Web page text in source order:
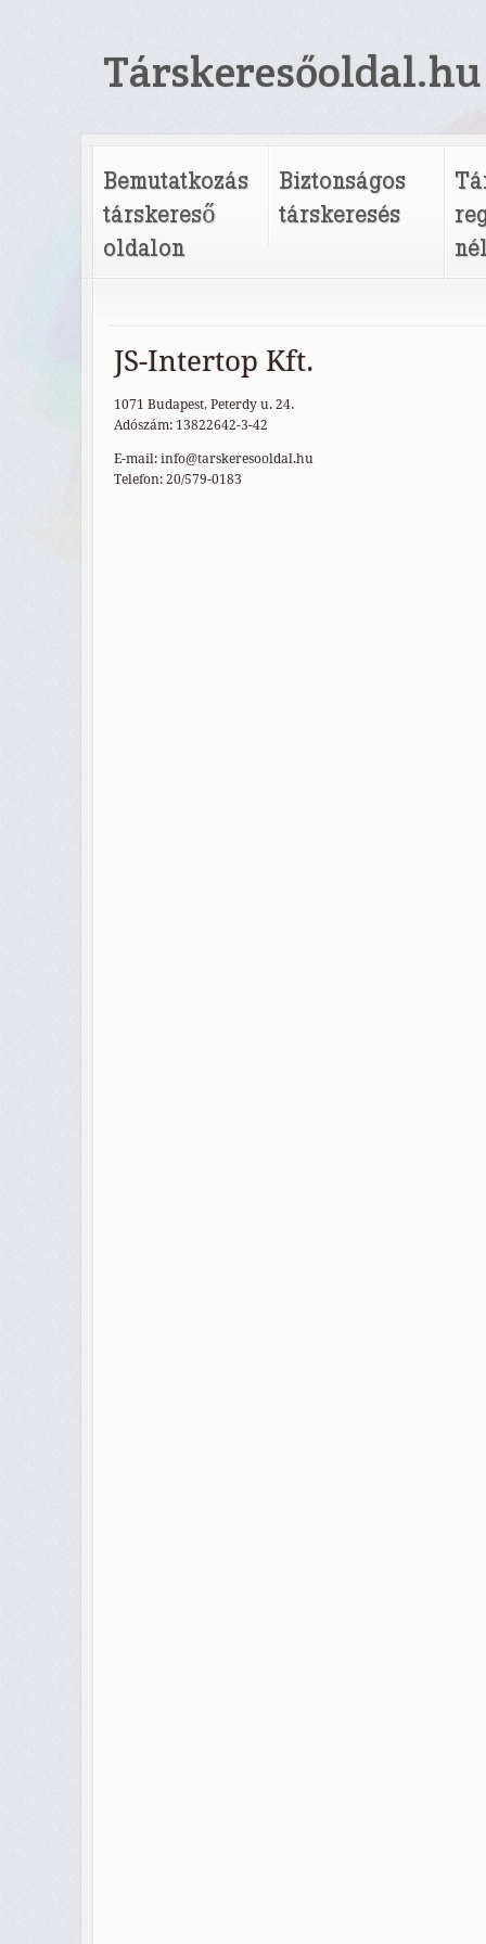
Társkeresőoldal.hu
Bemutatkozás
társkereső
oldalon
Biztonságos
társkeresés
JS-Intertop Kft.
1071 Budapest, Peterdy u. 24.
Adószám: 13822642-3-42
E-mail: info@tarskeresooldal.hu
Telefon: 20/579-0183